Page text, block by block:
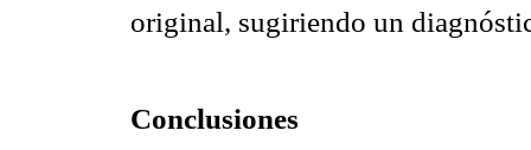
original, sugiriendo un
Conclusiones